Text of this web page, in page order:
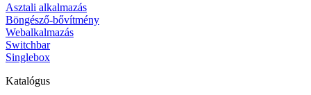
Asztali alkalmazás
Böngésző-bővítmény
Webalkalmazás
Switchbar
Singlebox
Katalógus